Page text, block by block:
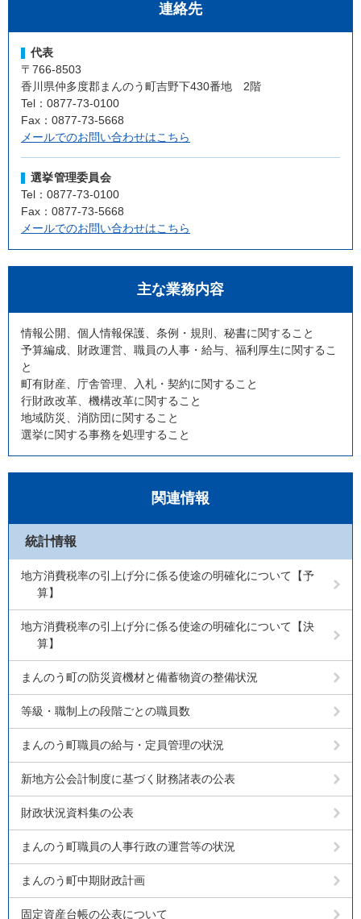
連絡先
代表
〒766-8503
香川県仲多度郡まんのう町吉野下430番地 2階
Tel：0877-73-0100
Fax：0877-73-5668
メールでのお問い合わせはこちら
選挙管理委員会
Tel：0877-73-0100
Fax：0877-73-5668
メールでのお問い合わせはこちら
主な業務内容
情報公開、個人情報保護、条例・規則、秘書に関すること
予算編成、財政運営、職員の人事・給与、福利厚生に関するこ
と
町有財産、庁舎管理、入札・契約に関すること
行財政改革、機構改革に関すること
地域防災、消防団に関すること
選挙に関する事務を処理すること
関連情報
統計情報
地方消費税率の引上げ分に係る使途の明確化について【予
算】
地方消費税率の引上げ分に係る使途の明確化について【決
算】
まんのう町の防災資機材と備蓄物資の整備状況
等級・職制上の段階ごとの職員数
まんのう町職員の給与・定員管理の状況
新地方公会計制度に基づく財務諸表の公表
財政状況資料集の公表
まんのう町職員の人事行政の運営等の状況
まんのう町中期財政計画
固定資産台帳の公表について